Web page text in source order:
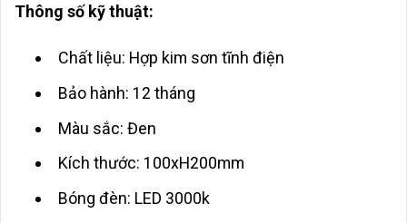
Thông số kỹ thuật:
Chất liệu: Hợp kim sơn tĩnh điện
Bảo hành: 12 tháng
Màu sắc: Đen
Kích thước: 100xH200mm
Bóng đèn: LED 3000k